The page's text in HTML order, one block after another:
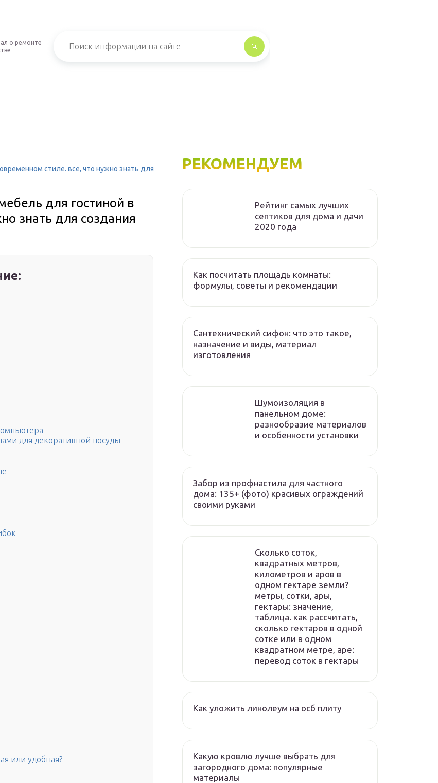
о ремонте
стиле. все, что нужно знать для
для гостиной в
знать для создания
для декоративной посуды
или удобная?
РЕКОМЕНДУЕМ
Рейтинг самых лучших
септиков для дома и дачи
2020 года
Как посчитать площадь комнаты:
формулы, советы и рекомендации
Сантехнический сифон: что это такое,
назначение и виды, материал
изготовления
Шумоизоляция в
панельном доме:
разнообразие материалов
и особенности установки
Забор из профнастила для частного
дома: 135+ (фото) красивых ограждений
своими руками
Сколько соток,
квадратных метров,
километров и аров в
одном гектаре земли?
метры, сотки, ары,
гектары: значение,
таблица. как рассчитать,
сколько гектаров в одной
сотке или в одном
квадратном метре, аре:
перевод соток в гектары
Как уложить линолеум на осб плиту
Какую кровлю лучше выбрать для
загородного дома: популярные
материалы